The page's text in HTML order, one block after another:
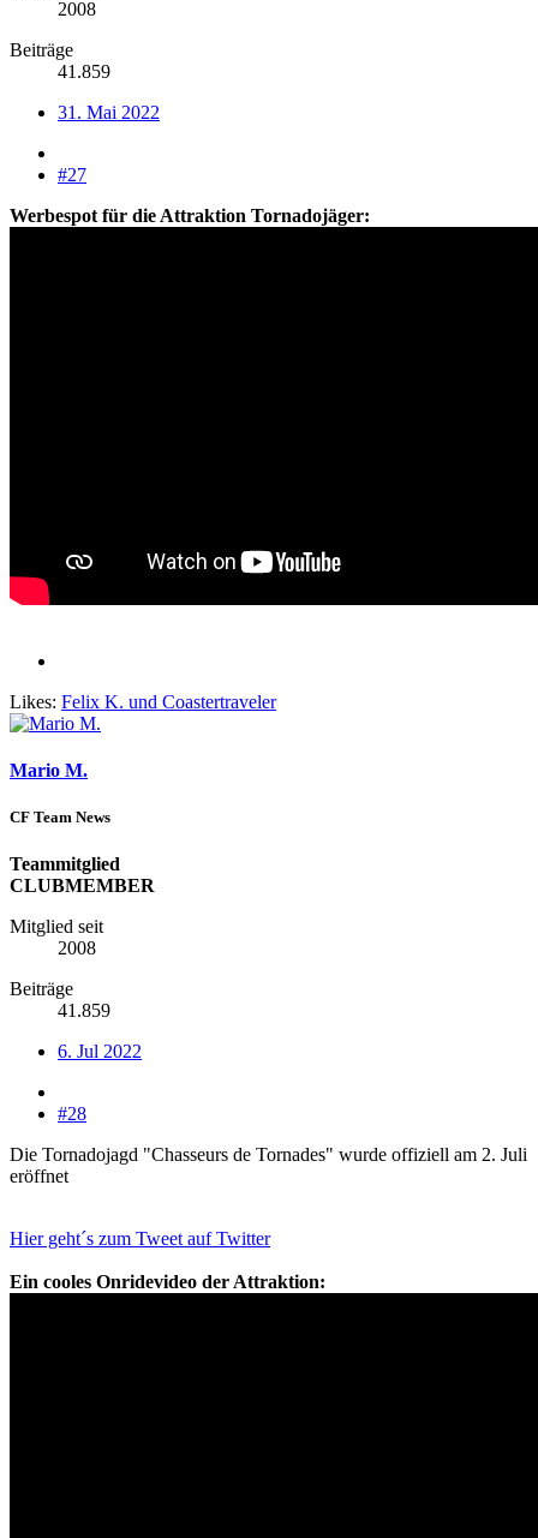
2008
Beiträge
41.859
31. Mai 2022
#27
Werbespot für die Attraktion Tornadojäger:
Likes: Felix K. und Coastertraveler
Mario M.
CF Team News
Teammitglied
CLUBMEMBER
Mitglied seit
2008
Beiträge
41.859
6. Jul 2022
#28
Die Tornadojagd "Chasseurs de Tornades" wurde offiziell am 2. Juli
eröffnet
Hier geht´s zum Tweet auf Twitter
Ein cooles Onridevideo der Attraktion: